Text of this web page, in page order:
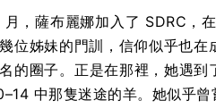
，薩布麗娜加入了 SDRC，
位姊妹的門訓，信仰似乎也
的圈子。正是在那裡，她遇
中那隻迷途的羊。她似乎